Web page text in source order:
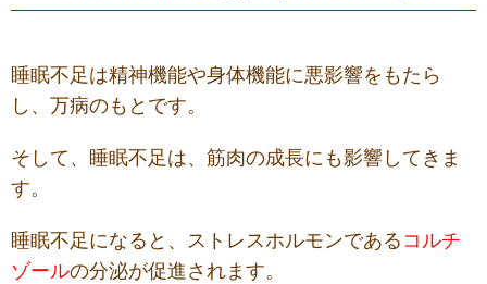
睡眠不足は精神機能や身体機能に悪影響をもたら
し、万病のもとです。
そして、睡眠不足は、筋肉の成長にも影響してきま
す。
睡眠不足になると、ストレスホルモンである コルチ
ゾールの分泌が促進されます。